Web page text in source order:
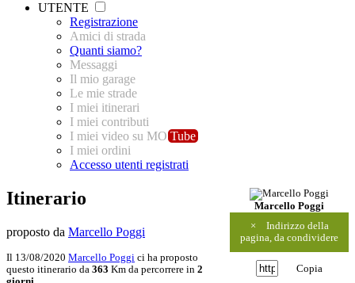
UTENTE
Registrazione
Amici di strada
Quanti siamo?
Messaggi
Il mio garage
Le mie strade
I miei itinerari
I miei contributi
I miei video su MO Tube
I miei ordini
Accesso utenti registrati
Marcello Poggi
×
Indirizzo della
pagina, da condividere
Copia
Itinerario
proposto da Marcello Poggi
Il 13/08/2020 Marcello Poggi ci ha proposto
questo itinerario da 363 Km da percorrere in 2